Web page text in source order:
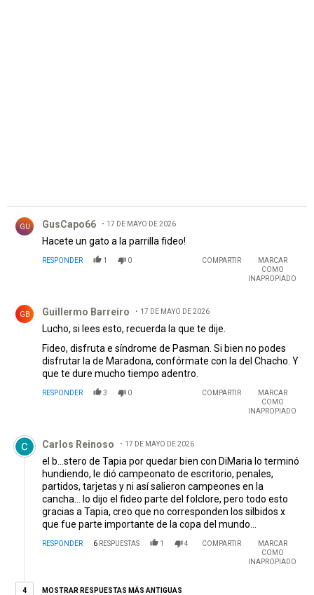
GU GusCapo66 17 DE MAYO DE 2026
Hacete un gato a la parrilla fideo!
RESPONDER 1 0 COMPARTIR
MARCAR
COMO
INAPROPIADO
GB Guillermo Barreiro 17 DE MAYO DE 2026
Lucho, si lees esto, recuerda la que te dije.
Fideo, disfruta e síndrome de Pasman. Si bien no podes
disfrutar la de Maradona, confórmate con la del Chacho. Y
que te dure mucho tiempo adentro.
RESPONDER 3 0 COMPARTIR
MARCAR
COMO
INAPROPIADO
Comentario de Carlos Reinoso.
Carlos Reinoso 17 DE MAYO DE 2026
el b...stero de Tapia por quedar bien con DiMaria lo terminó
hundiendo, le dió campeonato de escritorio, penales,
partidos, tarjetas y ni así salieron campeones en la
cancha... lo dijo el fideo parte del folclore, pero todo esto
gracias a Tapia, creo que no corresponden los silbidos x
que fue parte importante de la copa del mundo...
RESPONDER 6 RESPUESTAS 1 4 COMPARTIR
MARCAR
COMO
INAPROPIADO
44 respuestas más antiguas
MOSTRAR RESPUESTAS MÁS ANTIGUAS